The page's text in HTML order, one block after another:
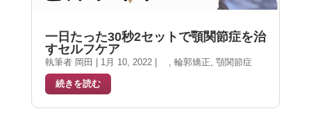
一日たった30秒2セットで顎関節症を治
すセルフケア
執筆者 岡田 1月 10, 2022| 輪郭矯正 顎関節症
続きを読む